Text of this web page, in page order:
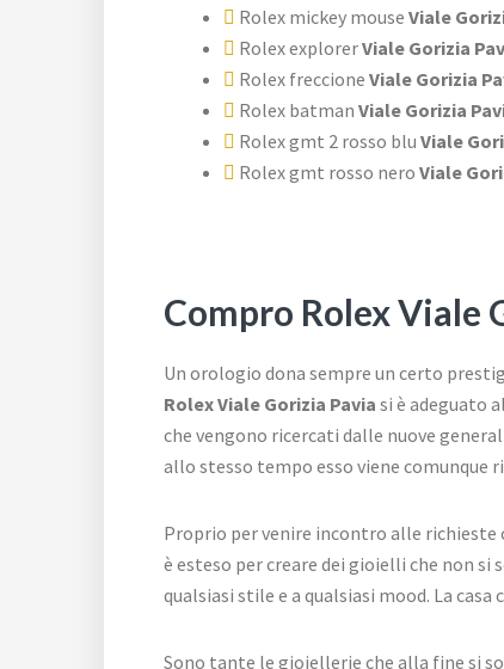
Rolex mickey mouse Viale
Rolex explorerViale Gorizia
Rolex freccione Viale Gorizia
Rolex batman Viale Gorizia
Rolex gmt 2 rosso blu Viale
Rolex gmt rosso nero Viale
Compro Rolex Viale
Un orologio dona sempre un certo
Rolex Viale Gorizia Pavia si è adeguato
che vengono ricercati dalle nuove
allo stesso tempo esso viene comunque
Proprio per venire incontro alle richieste
è esteso per creare dei gioielli che non si
qualsiasi stile e a qualsiasi mood. La
Sono tante le gioiellerie che alla fine si